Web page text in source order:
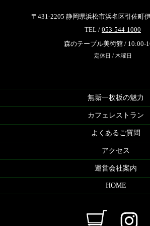
〒431-2205 静岡県浜松市浜名区引佐町
TEL / 053-544-1000
森のテーブル美術館 / 10:00-
定休日 / 木曜日
無垢一枚板の魅力
カフェレストラン
よくあるご質問
アクセス
運営会社案内
HOME